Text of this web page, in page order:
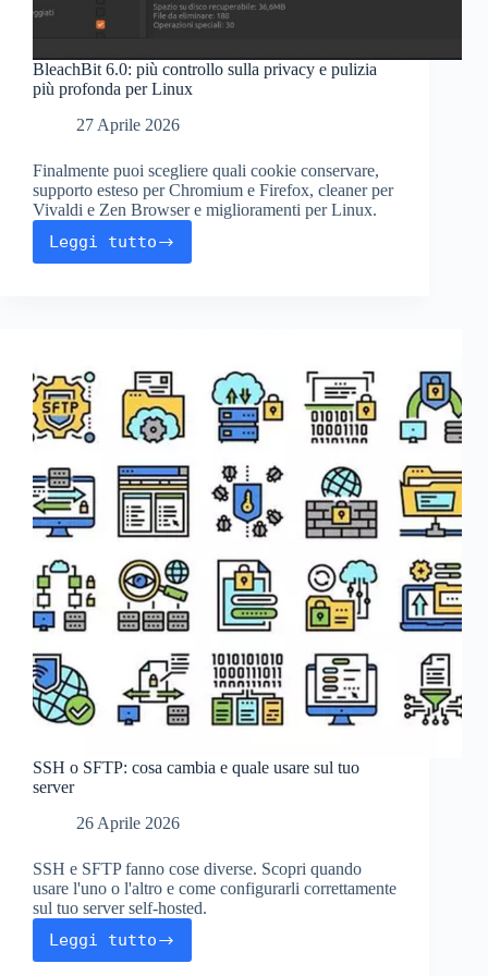
BleachBit 6.0: più controllo sulla privacy e pulizia
più profonda per Linux
27 Aprile 2026
Finalmente puoi scegliere quali cookie conservare,
supporto esteso per Chromium e Firefox, cleaner per
Vivaldi e Zen Browser e miglioramenti per Linux.
Leggi tutto
BleachBit
6.0:
pulizia
più
profonda
per
Linux
SSH o SFTP: cosa cambia e quale usare sul tuo
server
26 Aprile 2026
SSH e SFTP fanno cose diverse. Scopri quando
usare l'uno o l'altro e come configurarli correttamente
sul tuo server self-hosted.
Leggi tutto
SSH
o